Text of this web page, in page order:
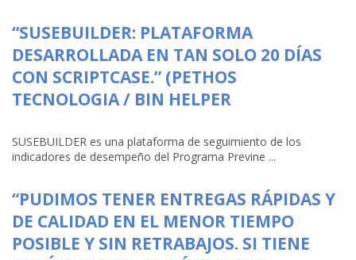
“SUSEBUILDER: PLATAFORMA
DESARROLLADA EN TAN SOLO 20 DÍAS
CON SCRIPTCASE.” (PETHOS
TECNOLOGIA / BIN HELPER
SUSEBUILDER es una plataforma de seguimiento de los
indicadores de desempeño del Programa Previne ...
“PUDIMOS TENER ENTREGAS RÁPIDAS Y
DE CALIDAD EN EL MENOR TIEMPO
POSIBLE Y SIN RETRABAJOS. SI TIENE